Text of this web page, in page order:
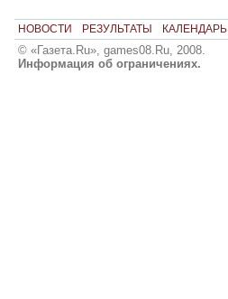
НОВОСТИ РЕЗУЛЬТАТЫ КАЛЕНДАРЬ
© «Газета.Ru», games08.Ru, 2008.
Информация об ограничениях.